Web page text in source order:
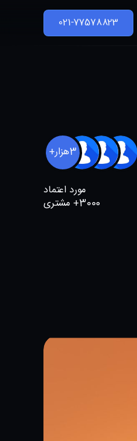
021-77578823
3هزار+
مورد اعتماد
3000+ مشتری